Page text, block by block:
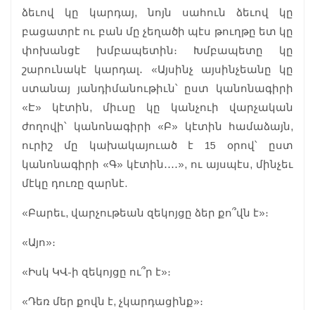
ձեւով կը կարդայ, նոյն սահուն ձեւով կը
բացատրէ ու բան մը չեղածի պէս թուղթը ետ կը
փոխանցէ խմբապետին։ Խմբապետը կը
շարունակէ կարդալ․ «Այսինչ այսինչեանը կը
ստանայ յանդիմանութիւն՝ ըստ կանոնագիրի
«Է» կէտին, միւսը կը կանչուի վարչական
ժողովի՝ կանոնագիրի «Բ» կէտին համաձայն,
ուրիշ մը կախակայուած է 15 օրով՝ ըստ
կանոնագիրի «Գ» կէտին․․․․», ու այսպէս, մինչեւ
մէկը դուռը զարնէ.
«Բարեւ, վարչութեան զեկոյցը ձեր քո՞վն է»։
«Այո»։
«Իսկ ԿՎ-ի զեկոյցը ու՞ր է»։
«Դեռ մեր քովն է, չկարդացինք»։